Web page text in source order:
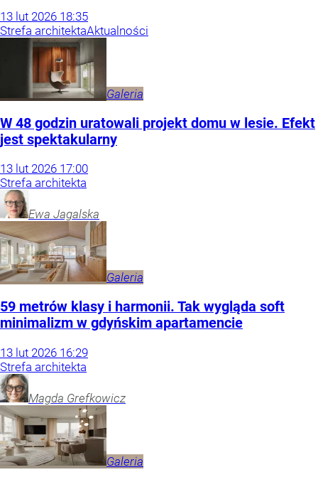
13 lut 2026 18:35
Strefa architektaAktualności
Galeria
W 48 godzin uratowali projekt domu w lesie. Efekt
jest spektakularny
13 lut 2026 17:00
Strefa architekta
Ewa Jagalska
Galeria
59 metrów klasy i harmonii. Tak wygląda soft
minimalizm w gdyńskim apartamencie
13 lut 2026 16:29
Strefa architekta
Magda Grefkowicz
Galeria